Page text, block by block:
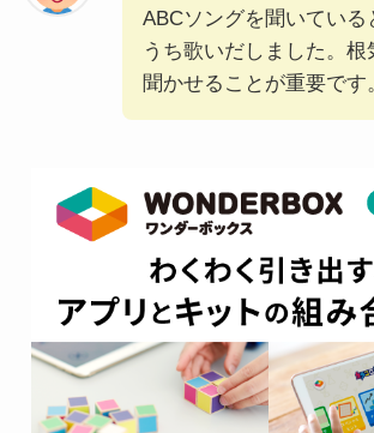
ABCソングを聞いている
うち歌いだしました。根
聞かせることが重要です